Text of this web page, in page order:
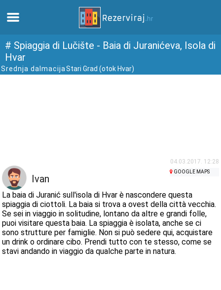
Casa
Appartamenti
Incontra Croazia
musei
# Spiaggia di Lučište - Baia di Juranićeva, Isola di
Hvar
Srednja dalmacija Stari Grad (otok Hvar)
04.03.2017. 12:28
Ivan
GOOGLE MAPS
La baia di Juranić sull'isola di Hvar è nascondere questa
spiaggia di ciottoli. La baia si trova a ovest della città vecchia.
Se sei in viaggio in solitudine, lontano da altre e grandi folle,
puoi visitare questa baia. La spiaggia è isolata, anche se ci
sono strutture per famiglie. Non si può sedere qui, acquistare
un drink o ordinare cibo. Prendi tutto con te stesso, come se
stavi andando in viaggio da qualche parte in natura.